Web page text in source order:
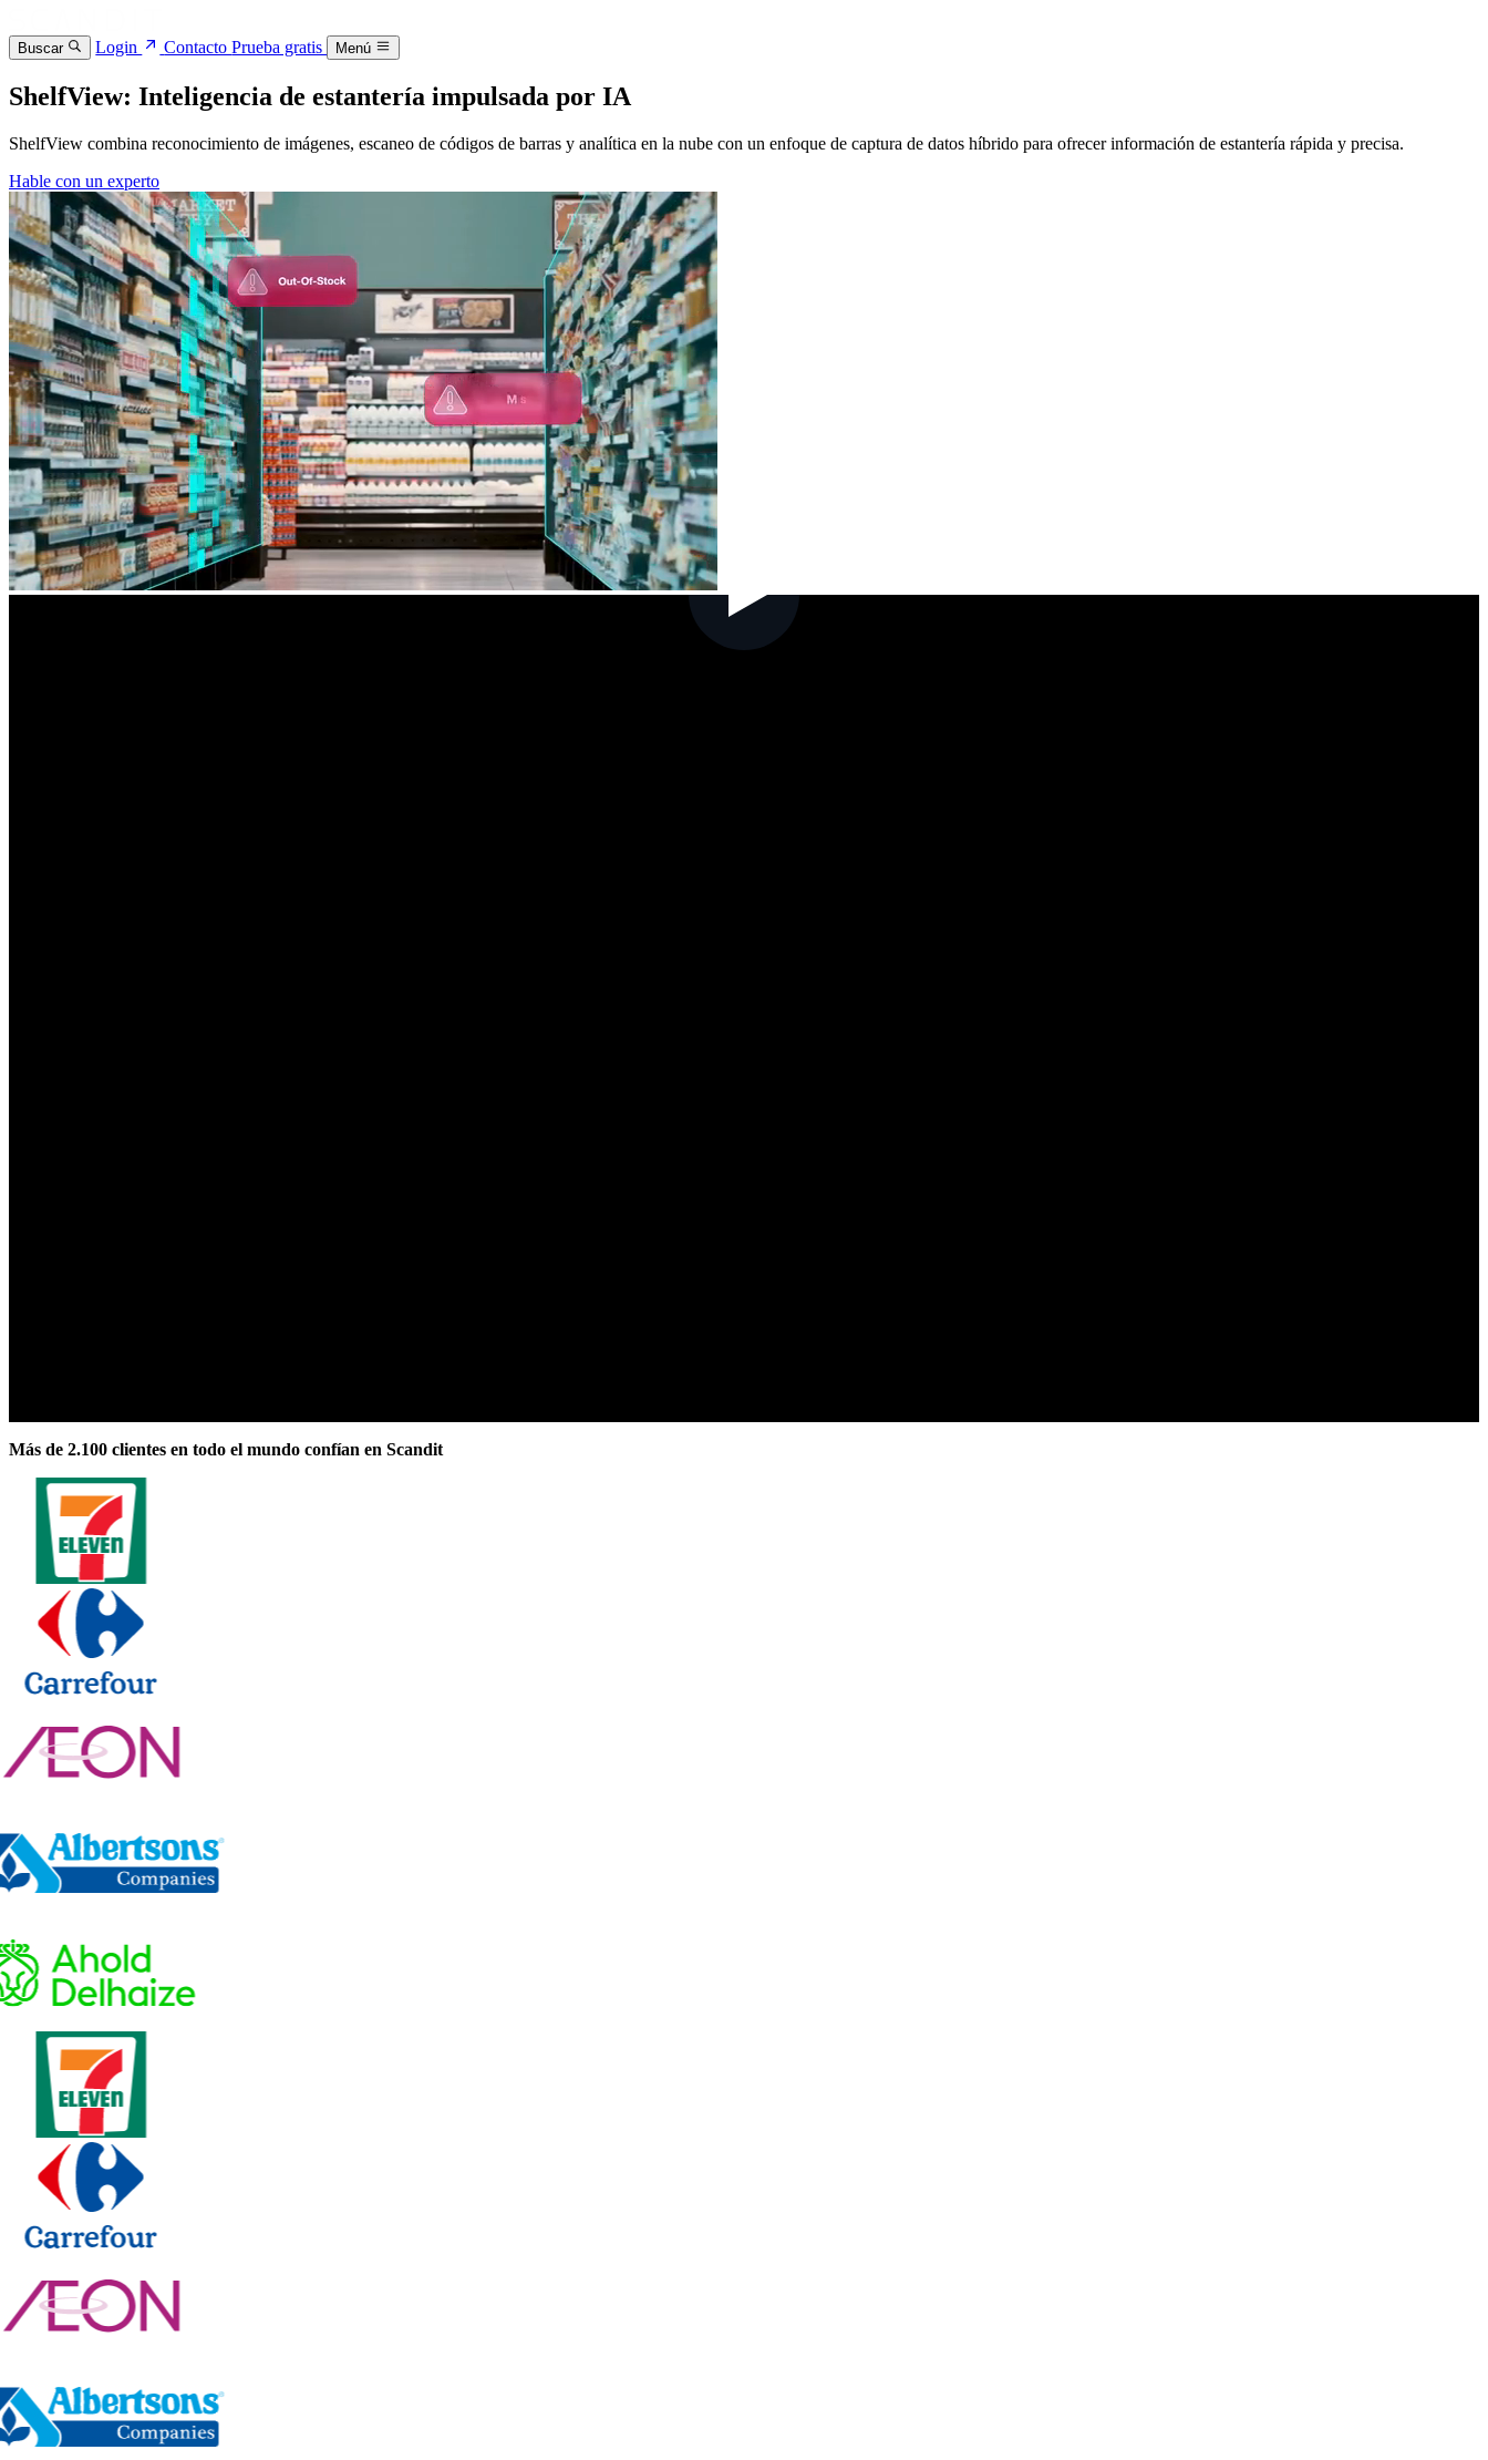
Buscar Login ContactoPrueba gratis Menú
ShelfView: Inteligencia de estantería impulsada por IA
ShelfView combina reconocimiento de imágenes, escaneo de códigos de barras y analítica en la nube con un enfoque de captura de datos híbrido para ofrecer información de estantería rápida y precisa.
Hable con un experto
Más de 2.100 clientes en todo el mundo confían en Scandit